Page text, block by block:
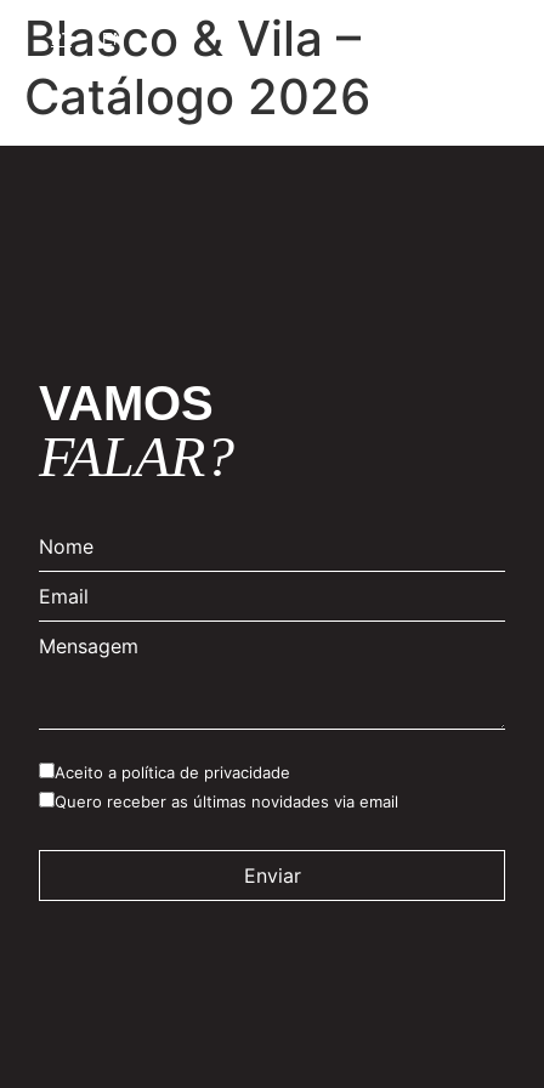
PT EN
Blasco & Vila –
Catálogo 2026
VAMOS
FALAR?
Aceito a política de privacidade
Quero receber as últimas novidades via email